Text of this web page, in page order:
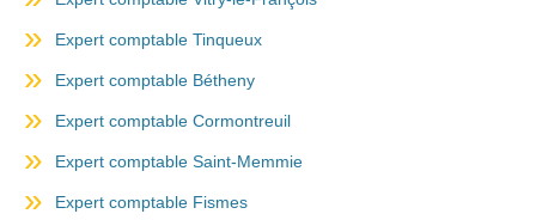
Expert comptable Tinqueux
Expert comptable Bétheny
Expert comptable Cormontreuil
Expert comptable Saint-Memmie
Expert comptable Fismes